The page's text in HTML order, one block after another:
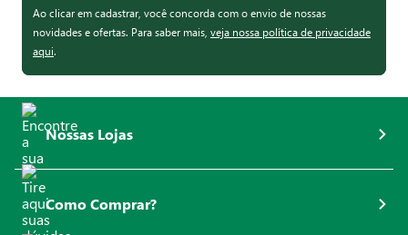
Ao clicar em cadastrar, você concorda com o envio de nossas
novidades e ofertas. Para saber mais, veja nossa política de privacidade
aqui.
Nossas Lojas
Como Comprar?